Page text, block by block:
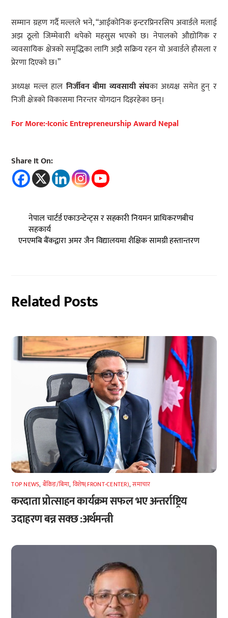
सम्मान ग्रहण गर्दै मल्लले भने, “आईकोनिक इन्टरप्रिनरसिप अवार्डले मलाई
अझ ठूलो जिम्मेवारी थपेको महसुस भएको छ। नेपालको औद्योगिक र
व्यवसायिक क्षेत्रको समृद्धिका लागि अझै सक्रिय रहन यो अवार्डले हौसला र
प्रेरणा दिएको छ।”
अध्यक्ष मल्ल हालनिर्जीवन बीमा व्यवसायी संघका अध्यक्ष समेत हुन् र
निजी क्षेत्रको विकासमा निरन्तर योगदान दिइरहेका छन्।
For More:-Iconic Entrepreneurship Award Nepal
Share It On:
नेपाल चार्टर्ड एकाउन्टेन्ट्स र सहकारी नियमन प्राधिकरणबीच
सहकार्य
एनएमबि बैंकद्वारा अमर जैन विद्यालयमा शैक्षिक सामग्री हस्तान्तरण
Related Posts
TOP NEWS, बैंकिङ/बिमा, विशेष(FRONT-CENTER),समाचार
करदाता प्रोत्साहन कार्यक्रम सफल भए अन्तर्राष्ट्रिय
उदाहरण बन्न सक्छ :अर्थमन्त्री